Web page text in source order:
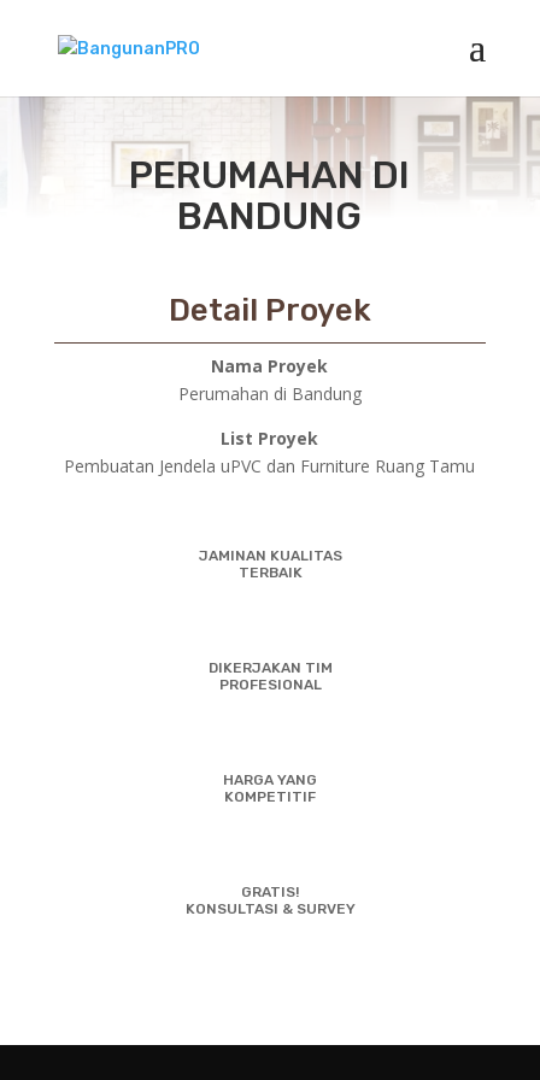
PERUMAHAN DI
BANDUNG
Detail Proyek
Nama Proyek
Perumahan di Bandung
List Proyek
Pembuatan Jendela uPVC dan Furniture Ruang Tamu
JAMINAN KUALITAS
TERBAIK
DIKERJAKAN TIM
PROFESIONAL
HARGA YANG
KOMPETITIF
GRATIS!
KONSULTASI & SURVEY